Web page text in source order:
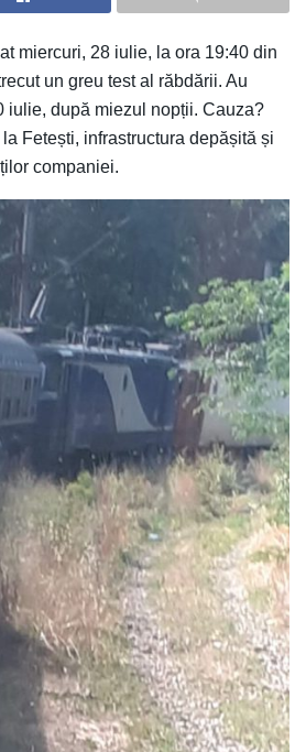
miercuri, 28 iulie, la ora 19:40 din
un greu test al răbdării. Au
iulie, după miezul nopții. Cauza?
Fetești, infrastructura depășită și
companiei.